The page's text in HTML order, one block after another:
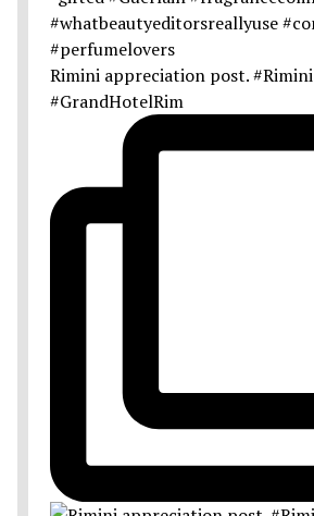
Rimini appreciation post. #Rimini
#GrandHotelRim